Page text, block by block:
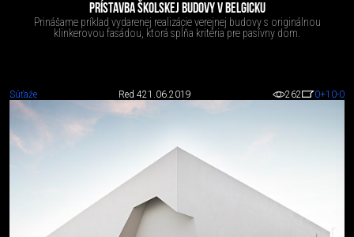
PRÍSTAVBA ŠKOLSKEJ BUDOVY V BELGICKU
Prinášame príklad vydarenej realizácie verejnej budovy s originálnou
klinkerovou fasádou, ktorá spĺňa kritéria pre pasívny dom.
Súťaže Red 421.06.2019 262 0+10-0